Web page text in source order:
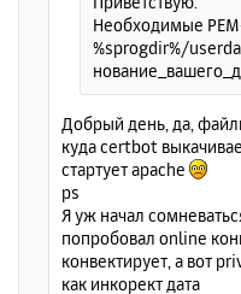
Необходимые
%sprogdir%/
Добрый день, да,
куда certbot
стартует apache
ps
Я уж начал
попробовал online
конвектирует, а вот
как инкорект дата